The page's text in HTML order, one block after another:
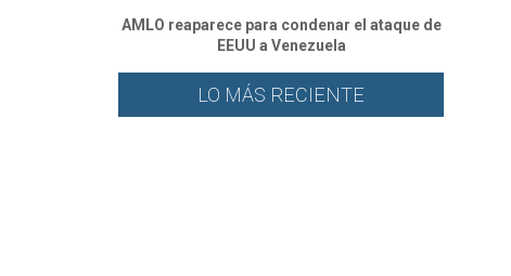
AMLO reaparece para condenar el ataque de
EEUU a Venezuela
LO MÁS RECIENTE